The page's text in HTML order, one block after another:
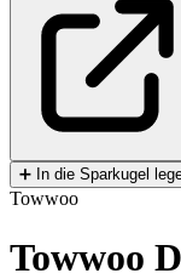
➕ In die Sparkugel
Towwoo
Towwoo